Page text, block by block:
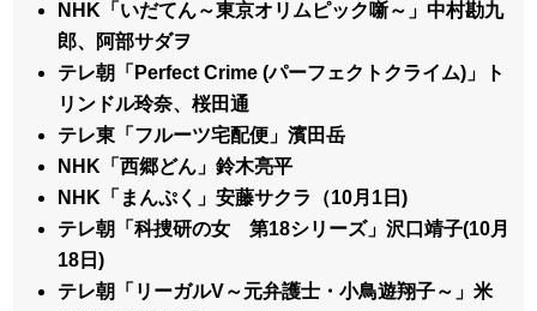
NHK「いだてん～東京オリムピック噺～」中村勘九
郎、阿部サダヲ
テレ朝「Perfect Crime (パーフェクトクライム)」ト
リンドル玲奈、桜田通
テレ東「フルーツ宅配便」濱田岳
NHK「西郷どん」鈴木亮平
NHK「まんぷく」安藤サクラ（10月1日)
テレ朝「科捜研の女 第18シリーズ」沢口靖子(10月
18日)
テレ朝「リーガルV～元弁護士・小鳥遊翔子～」米